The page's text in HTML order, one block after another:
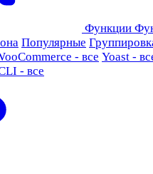
Функции
Популярные
- все Yoast -
- все